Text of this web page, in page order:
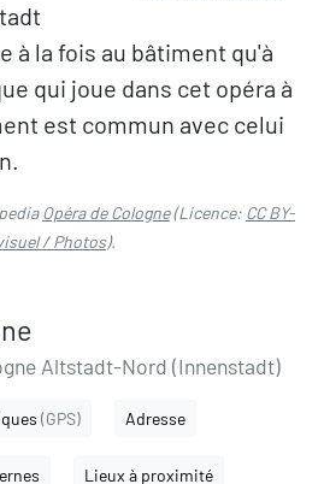
à la fois au bâtiment qu'à
qui joue dans cet opéra à
est commun avec celui
Opéra de Cologne(Licence: CC BY-
/ Photos).
Altstadt-Nord (Innenstadt)
(GPS) Adresse
Lieux à proximité